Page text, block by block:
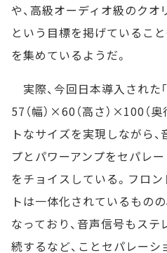
や、高級オーディオ級のク
という目標を掲げているこ
を集めているようだ。
実際、今回日本導入された
57（幅）×60（高さ）×100（
トなサイズを実現しながら
プとパワーアンプをセパレ
をチョイスしている。フロ
トは一体化されているもの
なっており、音声信号もス
続するなど、ことセパレー